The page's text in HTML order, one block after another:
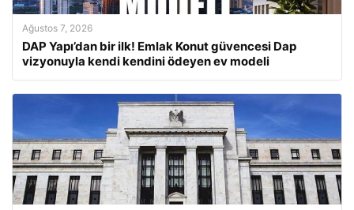
Ağustos 7, 2026
DAP Yapı’dan bir ilk! Emlak Konut güvencesi Dap
vizyonuyla kendi kendini ödeyen ev modeli